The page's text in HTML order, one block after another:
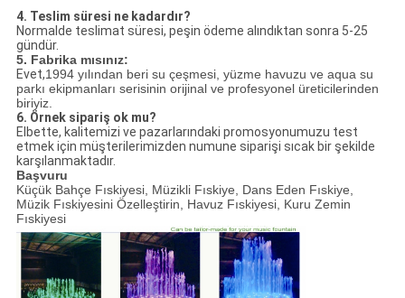
4. Teslim süresi ne kadardır?
Normalde teslimat süresi, peşin ödeme alındıktan sonra 5-25
gündür.
5. Fabrika mısınız:
Evet,1994 yılından beri su çeşmesi, yüzme havuzu ve aqua su
parkı ekipmanları serisinin orijinal ve profesyonel üreticilerinden
biriyiz.
6. Örnek sipariş ok mu?
Elbette, kalitemizi ve pazarlarındaki promosyonumuzu test
etmek için müşterilerimizden numune siparişi sıcak bir şekilde
karşılanmaktadır.
Başvuru
Küçük Bahçe Fıskiyesi, Müzikli Fıskiye, Dans Eden Fıskiye,
Müzik Fıskiyesini Özelleştirin, Havuz Fıskiyesi, Kuru Zemin
Fıskiyesi